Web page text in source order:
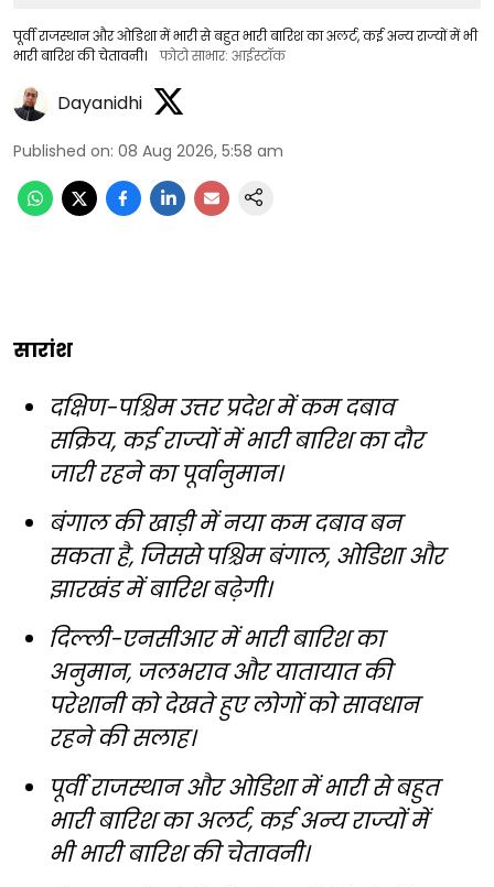
पूर्वी राजस्थान और ओडिशा में भारी से बहुत भारी बारिश का अलर्ट, कई अन्य राज्यों में भी
भारी बारिश की चेतावनी।
फोटो साभार: आईस्टॉक
Dayanidhi
Published on: 08 Aug 2026, 5:58 am
सारांश
दक्षिण-पश्चिम उत्तर प्रदेश में कम दबाव
सक्रिय, कई राज्यों में भारी बारिश का दौर
जारी रहने का पूर्वानुमान।
बंगाल की खाड़ी में नया कम दबाव बन
सकता है, जिससे पश्चिम बंगाल, ओडिशा और
झारखंड में बारिश बढ़ेगी।
दिल्ली-एनसीआर में भारी बारिश का
अनुमान, जलभराव और यातायात की
परेशानी को देखते हुए लोगों को सावधान
रहने की सलाह।
पूर्वी राजस्थान और ओडिशा में भारी से बहुत
भारी बारिश का अलर्ट, कई अन्य राज्यों में
भी भारी बारिश की चेतावनी।